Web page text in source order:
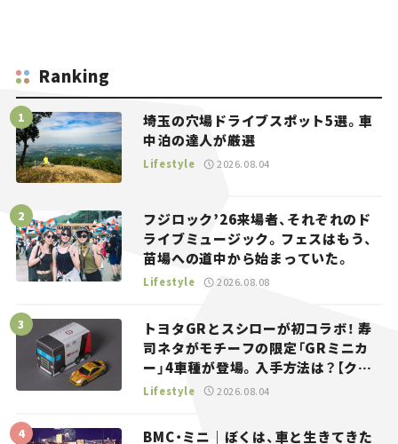
Ranking
埼玉の穴場ドライブスポット5選。車
中泊の達人が厳選
Lifestyle 2026.08.04
フジロック’26来場者、それぞれのド
ライブミュージック。フェスはもう、
苗場への道中から始まっていた。
Lifestyle 2026.08.08
トヨタGRとスシローが初コラボ！ 寿
司ネタがモチーフの限定「GRミニカ
ー」4車種が登場。入手方法は？【クル
マとホビー】
Lifestyle 2026.08.04
BMC・ミニ｜ぼくは、車と生きてきた